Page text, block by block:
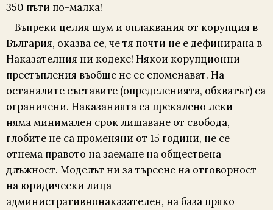
350 пъти по-малка!
Въпреки целия шум и оплаквания от корупция в
България, оказва се, че тя почти не е дефинирана в
Наказателния ни кодекс! Някои корупционни
престъпления въобще не се споменават. На
останалите съставите (определенията, обхватът) са
ограничени. Наказанията са прекалено леки –
няма минимален срок лишаване от свобода,
глобите не са променяни от 15 години, не се
отнема правото на заемане на обществена
длъжност. Моделът ни за търсене на отговорност
на юридически лица –
административнонаказателен, на база пряко